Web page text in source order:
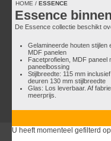
HOME / ESSENCE
Essence
De Essence collectie beschikt
Gelamineerde houten stijlen
MDF panelen
Facetprofielen, MDF paneel
paneelbossing
Stijlbreedte: 115 mm
deuren 130 mm stijlbreedte
Glas: Los leverbaar. Af
meerprijs.
U heeft momenteel gefilterd